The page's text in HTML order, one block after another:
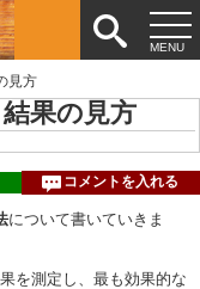
見方
果の見方
コメントを入れる
について書いていきま
を測定し、最も効果的な